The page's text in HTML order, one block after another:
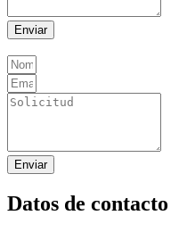
Enviar
Enviar
Datos de contacto